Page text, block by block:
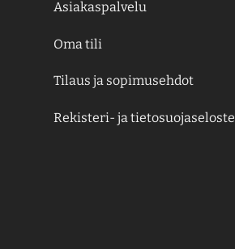
Asiakaspalvelu
Oma tili
Tilaus ja sopimusehdot
Rekisteri- ja tietosuojaseloste